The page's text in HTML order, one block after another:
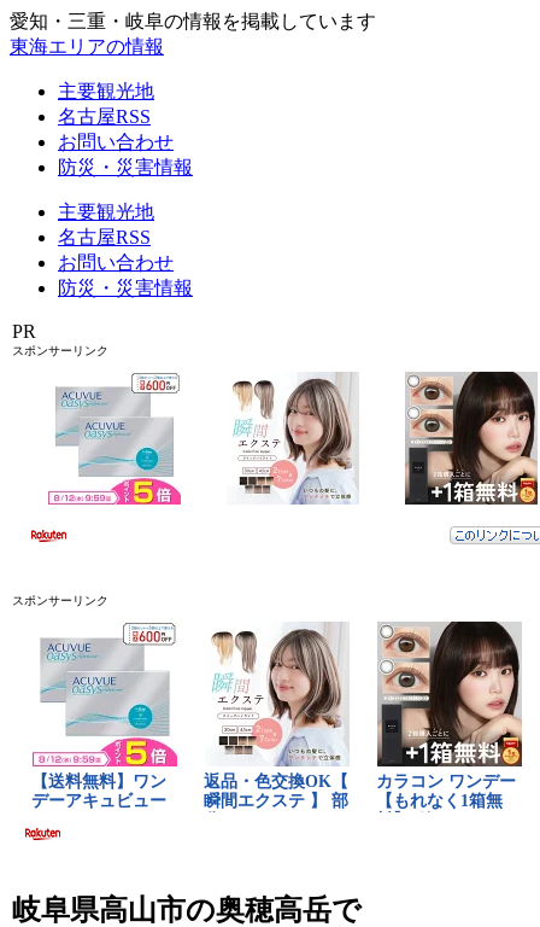
愛知・三重・岐阜の情報を掲載しています
東海エリアの情報
主要観光地
名古屋RSS
お問い合わせ
防災・災害情報
主要観光地
名古屋RSS
お問い合わせ
防災・災害情報
PR
スポンサーリンク
スポンサーリンク
岐阜県高山市の奥穂高岳で